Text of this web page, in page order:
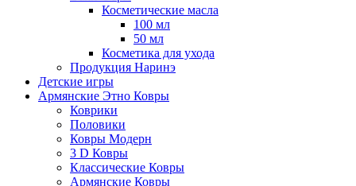
Косметические масла
100 мл
50 мл
Косметика для ухода
Продукция Наринэ
Детские игры
Армянские Этно Ковры
Коврики
Половики
Ковры Модерн
3 D Ковры
Классические Ковры
Армянские Ковры